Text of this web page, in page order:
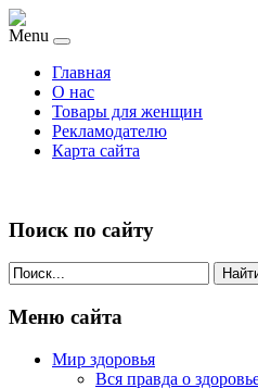
Menu
Главная
О нас
Товары для женщин
Рекламодателю
Карта сайта
Поиск по сайту
Меню сайта
Мир здоровья
Вся правда о